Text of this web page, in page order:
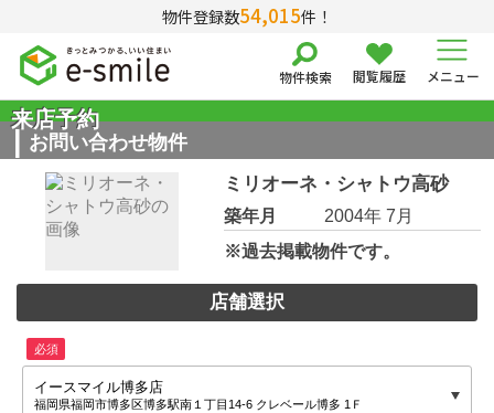
物件登録数54,015件！
物件検索 閲覧履歴 メニュー
来店予約
お問い合わせ物件
ミリオーネ・シャトウ高砂
築年月
2004年 7月
※過去掲載物件です。
店舗選択
必須
イースマイル博多店
福岡県福岡市博多区博多駅南１丁目14-6 クレベール博多 1Ｆ